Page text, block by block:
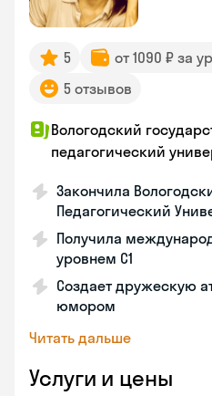
5 от 1090 ₽ за
5 отзывов
Вологодский
педагогический
Закончила
Педагогический
Получила
уровнем C1
Создает дружескую
юмором
Читать дальше
Услуги и цены